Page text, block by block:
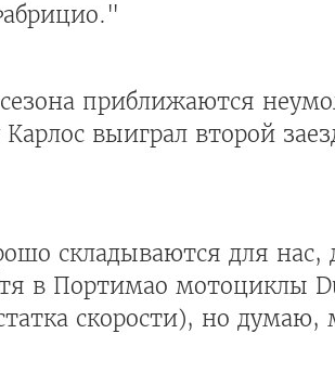
приближаются
выиграл второй
складываются для нас,
в Портимао мотоциклы
скорости), но думаю,